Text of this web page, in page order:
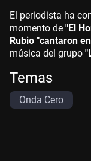
El periodista ha
momento de "El
Rubio "cantaron
música del grupo
Temas
Onda Cero